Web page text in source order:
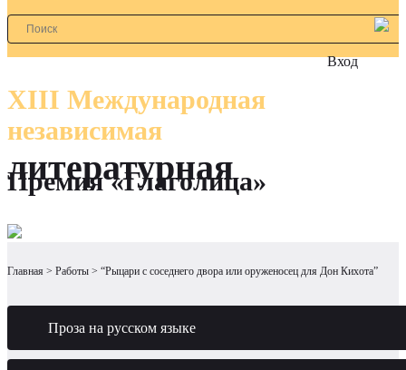
Вход
XIII Международная
независимая
литературная
Премия «Глаголица»
Главная Работы “Рыцари с соседнего двора или оруженосец для Дон Кихота”
Проза на русском языке